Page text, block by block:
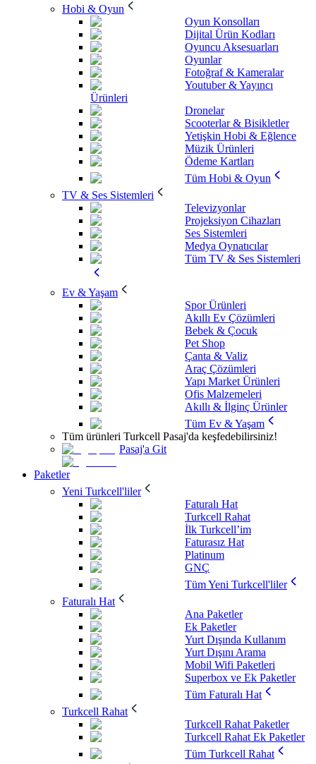
Hobi & Oyun
Oyun Konsolları
Dijital Ürün Kodları
Oyuncu Aksesuarları
Oyunlar
Fotoğraf & Kameralar
Youtuber & Yayıncı
Ürünleri
Dronelar
Scooterlar & Bisikletler
Yetişkin Hobi & Eğlence
Müzik Ürünleri
Ödeme Kartları
Tüm Hobi & Oyun
TV & Ses Sistemleri
Televizyonlar
Projeksiyon Cihazları
Ses Sistemleri
Medya Oynatıcılar
Tüm TV & Ses Sistemleri
Ev & Yaşam
Spor Ürünleri
Akıllı Ev Çözümleri
Bebek & Çocuk
Pet Shop
Çanta & Valiz
Araç Çözümleri
Yapı Market Ürünleri
Ofis Malzemeleri
Akıllı & İlginç Ürünler
Tüm Ev & Yaşam
Tüm ürünleri Turkcell Pasaj'da keşfedebilirsiniz!
Pasaj'a Git
Paketler
Yeni Turkcell'liler
Faturalı Hat
Turkcell Rahat
İlk Turkcell’im
Faturasız Hat
Platinum
GNÇ
Tüm Yeni Turkcell'liler
Faturalı Hat
Ana Paketler
Ek Paketler
Yurt Dışında Kullanım
Yurt Dışını Arama
Mobil Wifi Paketleri
Superbox ve Ek Paketler
Tüm Faturalı Hat
Turkcell Rahat
Turkcell Rahat Paketler
Turkcell Rahat Ek Paketler
Tüm Turkcell Rahat